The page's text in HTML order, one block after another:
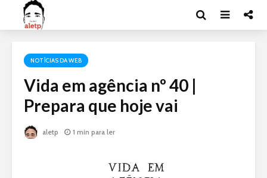
NOTÍCIAS DA WEB
Vida em agência nº 40 |
Prepara que hoje vai
aletp 1 min para ler